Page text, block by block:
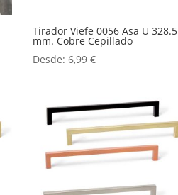
Tirador Viefe 0056 Asa U 328.5
mm. Cobre Cepillado
Desde:6,99€